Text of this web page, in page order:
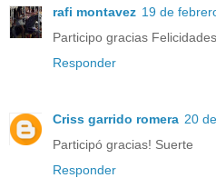
rafi montavez 19 de
Participo gracias
Responder
Criss garrido romera 20
Participó gracias! Suerte
Responder